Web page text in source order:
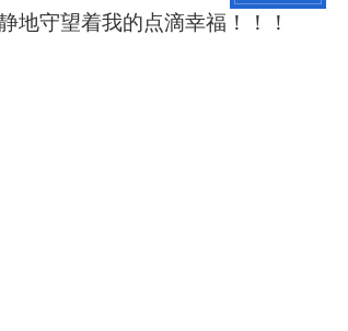
地守望着我的点滴幸福！！！